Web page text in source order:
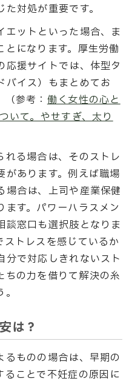
対処が重要です。
エットといった場合、ま
になります。厚生労働
応援サイトでは、体型タ
バイス）もまとめてお
（参考：働く女性の心と
いて。やせすぎ、太り
れる場合は、そのストレ
があります。例えば職場
場合は、上司や産業保健
す。パワーハラスメン
談窓口も選択肢となりま
トレスを感じているか
分で対応しきれないスト
ちの力を借りて解決の糸
は？
るものの場合は、早期の
ることで不妊症の原因に